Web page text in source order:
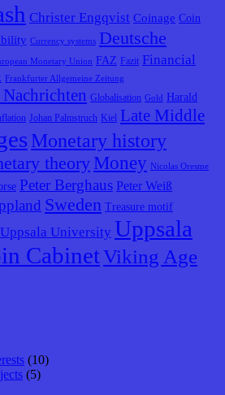
Christer Engqvist Coinage Coin
Currency systems Deutsche
Monetary Union FAZ Fazit Financial
Frankfurter Allgemeine Zeitung
Globalisation Gold
Harald
Johan Palmstruch Kiel Late Middle
Monetary history
theoryMoney Nicolas Oresme
Peter Berghaus Peter Weiß
Sweden Treasure motif
Uppsala University Uppsala
CabinetViking Age
(10)
(5)